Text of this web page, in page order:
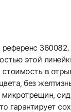
этой
в
без
микротрещин,
гарантирует